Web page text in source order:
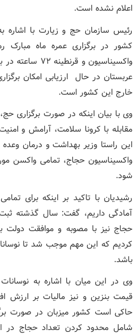
اعلام نشده است.
رئیس سازمان حج و زیارت با اشاره
کشور در برگزاری عمره ماه مبارک
واکسیناسیون و
عربستان در حال ارزیابی امکان
خارج این کشور است.
وی با بیان اینکه در صورت برگزاری
مقابله با کرونا سلامت، آرامش و
این راستا وزیر بهداشت و درمان
واکسیناسیون حجاج، تمامی واکسن
شود.
رشیدیان با تاکید بر اینکه برای
آمادگی داریم، گفت: سال گذشته ثبت
حجاج نیز با مصوبه و موافقت
کردیم که این مهم موجب شد تا
باشد.
وی در این میان با اشاره به
قیمت بنزین و نیز مالیات بر ارزش
حاکی است کشور میزبان در صورت
شامل محدود کردن تعداد حجاج در